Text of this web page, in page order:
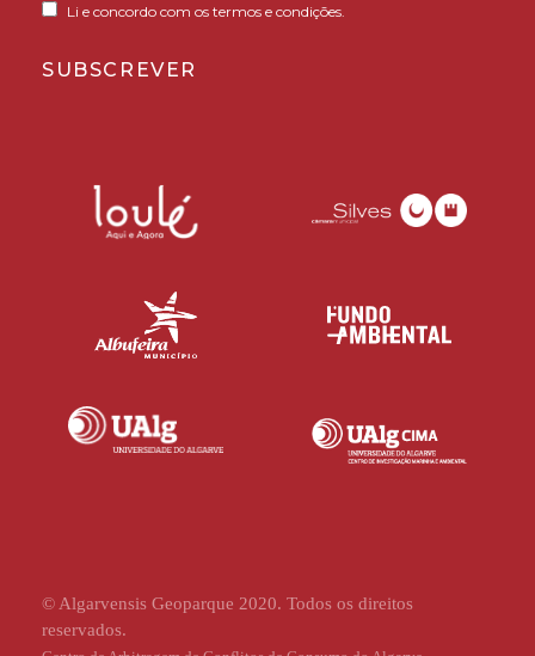
Li e concordo com os termos e condições.
© Algarvensis Geoparque 2020. Todos os direitos
reservados.